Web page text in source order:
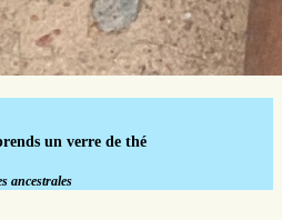
un verre de thé
ancestrales